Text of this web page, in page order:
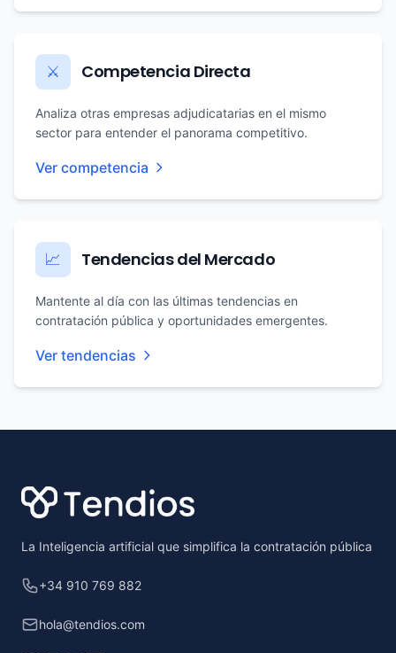
⚔️ Competencia Directa
Analiza otras empresas adjudicatarias en el mismo
sector para entender el panorama competitivo.
Ver competencia
📈 Tendencias del Mercado
Mantente al día con las últimas tendencias en
contratación pública y oportunidades emergentes.
Ver tendencias
La Inteligencia artificial que simplifica la contratación pública
+34 910 769 882
hola@tendios.com